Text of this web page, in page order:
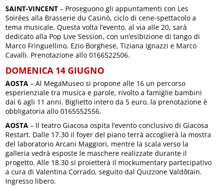
SAINT-VINCENT – Proseguono gli appuntamenti con Les
Soirées alla Brasserie du Casinò, ciclo di cene-spettacolo a
tema musicale. Questa volta l’evento, al via alle 20, sarà
dedicato alla Pop Live Session, con un’esibizione di tango di
Marco Fringuellino, Ezio Borghese, Tiziana Ignazzi e Marco
Cavalli. Prenotazione allo 0166522506.
DOMENICA 14 GIUGNO
AOSTA – Al MegaMuseo si propone alle 16 un percorso
esperienziale tra musica e parole, rivolto a famiglie bambini
dai 6 agli 11 anni. Biglietto intero da 5 euro, la prenotazione è
obbligatoria allo 0165552556.
AOSTA – Il teatro Giacosa ospita l’evento conclusivo di Giacosa
Restart. Dalle 17.30 il foyer del piano terrà accoglierà la mostra
del laboratorio Arcani Maggiori, mentre la scala verso la
galleria vedrà esposte le maschere realizzate durante il
progetto. Alle 18.30 si proietterà il mockumentary partecipativo
a cura di Valentina Corrado, seguito dal Quizzone Valdôtain.
Ingresso libero.